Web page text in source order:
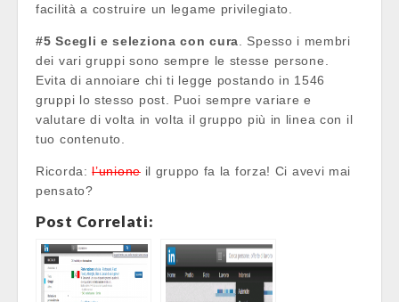
facilità a costruire un legame privilegiato.
#5 Scegli e seleziona con cura . Spesso i membri
dei vari gruppi sono sempre le stesse persone.
Evita di annoiare chi ti legge postando in 1546
gruppi lo stesso post. Puoi sempre variare e
valutare di volta in volta il gruppo più in linea con il
tuo contenuto.
Ricorda:l’unioneil gruppo fa la forza! Ci avevi mai
pensato?
Post Correlati: